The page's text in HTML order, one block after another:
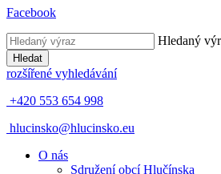
Facebook
Hledaný
Hledat
rozšířené vyhledávání
+420 553 654 998
hlucinsko@hlucinsko.eu
O nás
Sdružení obcí Hlučínska